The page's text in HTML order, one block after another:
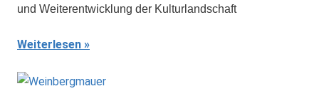
und Weiterentwicklung der Kulturlandschaft
Weiterlesen